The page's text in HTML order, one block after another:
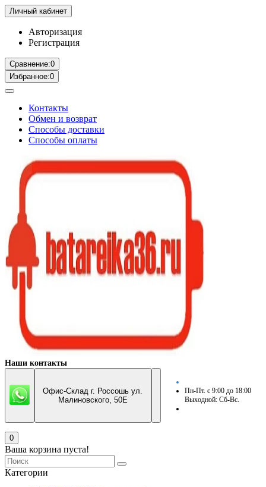
Личный кабинет
Авторизация
Регистрация
Сравнение:0
Избранное:0
Контакты
Обмен и возврат
Способы доставки
Способы оплаты
Наши контакты
Офис-Склад г. Россошь ул.
Малиновского, 50Е
Пн-Пт. с 9:00 до 18:00
Выходной: Сб-Вс.
0
Ваша корзина пуста!
Категории